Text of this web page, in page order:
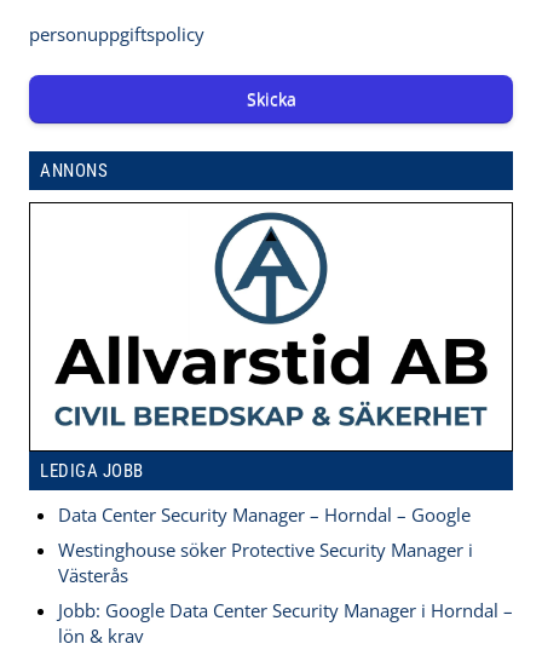
personuppgiftspolicy
Skicka
ANNONS
LEDIGA JOBB
Data Center Security Manager – Horndal – Google
Westinghouse söker Protective Security Manager i
Västerås
Jobb: Google Data Center Security Manager i Horndal –
lön & krav